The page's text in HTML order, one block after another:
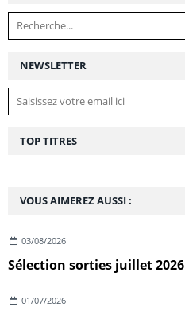
NEWSLETTER
VOUS AIMEREZ AUSSI :
03/08/2026
Sélection sorties juillet 2026
01/07/2026
TOP TITRES